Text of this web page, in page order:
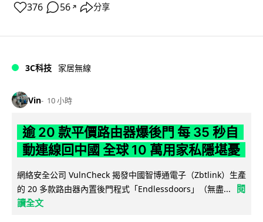
376 56 ↗ 分享
3C科技 家居無線
Vin 10 小時
逾 20 款平價路由器爆後門 每 35 秒自
動連線回中國 全球 10 萬用家私隱堪憂
網絡安全公司 VulnCheck 揭發中國智博通電子（Zbtlink）生產
的 20 多款路由器內置後門程式「Endlessdoors」（無盡...
閱
讀全文